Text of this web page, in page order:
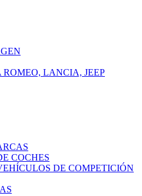
ROMEO, LANCIA, JEEP
COCHES
DE COMPETICIÓN